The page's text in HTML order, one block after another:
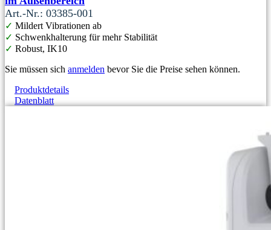
Art.-Nr.: 03385-001
✓ Mildert Vibrationen ab
✓ Schwenkhalterung für mehr Stabilität
✓ Robust, IK10
Sie müssen sich anmelden bevor Sie die Preise sehen können.
Produktdetails
Datenblatt